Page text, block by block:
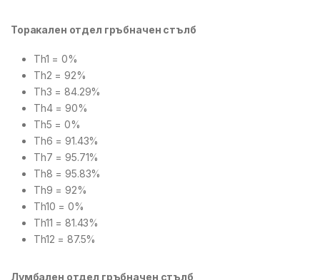
Торакален отдел гръбначен стълб
Th1 = 0%
Th2 = 92%
Th3 = 84.29%
Th4 = 90%
Th5 = 0%
Th6 = 91.43%
Th7 = 95.71%
Th8 = 95.83%
Th9 = 92%
Th10 = 0%
Th11 = 81.43%
Th12 = 87.5%
Лумбален отдел гръбначен стълб